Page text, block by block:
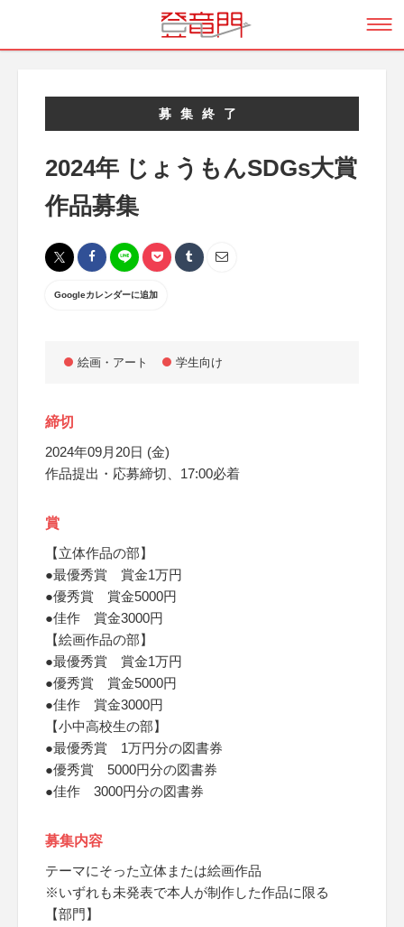
募集終了
2024年 じょうもんSDGs大賞
作品募集
Googleカレンダーに追加
絵画・アート 学生向け
締切
2024年09月20日 (金)
作品提出・応募締切、17:00必着
賞
【立体作品の部】
●最優秀賞 賞金1万円
●優秀賞 賞金5000円
●佳作 賞金3000円
【絵画作品の部】
●最優秀賞 賞金1万円
●優秀賞 賞金5000円
●佳作 賞金3000円
【小中高校生の部】
●最優秀賞 1万円分の図書券
●優秀賞 5000円分の図書券
●佳作 3000円分の図書券
募集内容
テーマにそった立体または絵画作品
※いずれも未発表で本人が制作した作品に限る
【部門】